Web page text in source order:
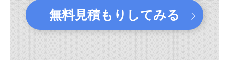
無料見積もりしてみる